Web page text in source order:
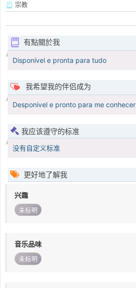
宗教
有點關於我
Disponível e pronta para tudo
我希望我的伴侣成为
Desponivel e pronto para me conhecer
我应该遵守的标准
没有自定义标准
更好地了解我
兴趣
未标明
音乐品味
未标明